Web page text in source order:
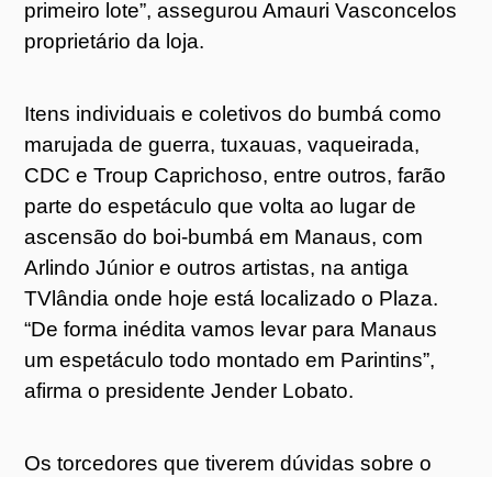
primeiro lote”, assegurou Amauri Vasconcelos
proprietário da loja.
Itens individuais e coletivos do bumbá como
marujada de guerra, tuxauas, vaqueirada,
CDC e Troup Caprichoso, entre outros, farão
parte do espetáculo que volta ao lugar de
ascensão do boi-bumbá em Manaus, com
Arlindo Júnior e outros artistas, na antiga
TVlândia onde hoje está localizado o Plaza.
“De forma inédita vamos levar para Manaus
um espetáculo todo montado em Parintins”,
afirma o presidente Jender Lobato.
Os torcedores que tiverem dúvidas sobre o